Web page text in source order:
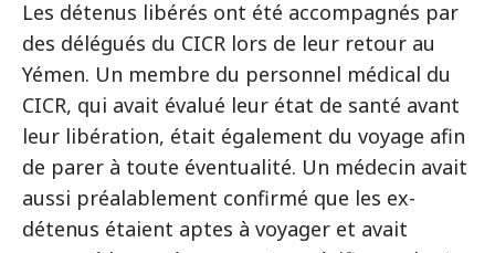
Les détenus libérés ont été accompagnés par
des délégués du CICR lors de leur retour au
Yémen. Un membre du personnel médical du
CICR, qui avait évalué leur état de santé avant
leur libération, était également du voyage afin
de parer à toute éventualité. Un médecin avait
aussi préalablement confirmé que les ex-
détenus étaient aptes à voyager et avait